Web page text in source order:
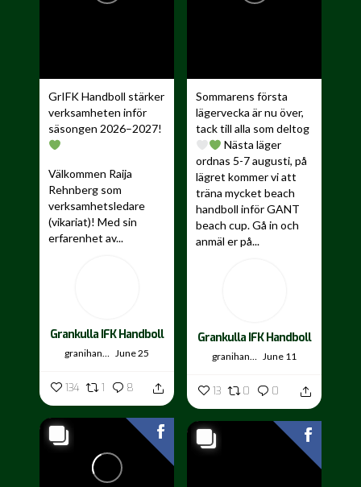
GrIFK Handboll stärker
verksamheten inför
säsongen 2026–2027!
Välkommen Raija
Rehnberg som
verksamhetsledare
(vikariat)! Med sin
erfarenhet av...
Grankulla IFK Handboll
granihandis June 25
134 1 8
Sommarens första
lägervecka är nu över,
tack till alla som deltog
Nästa läger
ordnas 5-7 augusti, på
lägret kommer vi att
träna mycket beach
handboll inför GANT
beach cup. Gå in och
anmäl er på...
Grankulla IFK Handboll
granihandis June 11
13 0 0